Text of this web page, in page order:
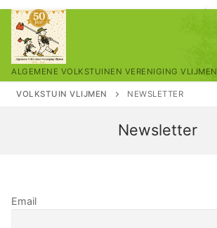
Ga
naar
inhoud
ALGEMENE VOLKSTUINEN VERENIGING VLIJMEN
VOLKSTUIN VLIJMEN NEWSLETTER
Newsletter
Email